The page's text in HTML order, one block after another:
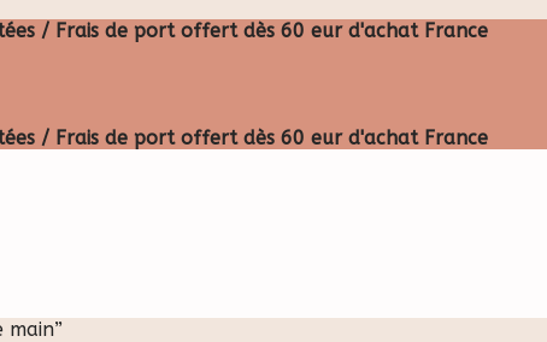
/ Frais de port offert dès 60 eur d'achat France
/ Frais de port offert dès 60 eur d'achat France
main”